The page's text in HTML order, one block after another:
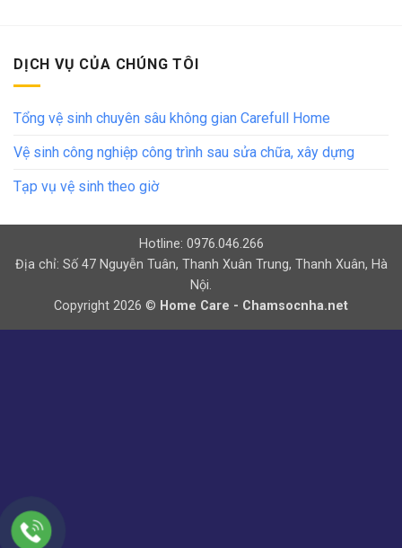
DỊCH VỤ CỦA CHÚNG TÔI
Tổng vệ sinh chuyên sâu không gian Carefull Home
Vệ sinh công nghiệp công trình sau sửa chữa, xây dựng
Tạp vụ vệ sinh theo giờ
Hotline: 0976.046.266
Địa chỉ: Số 47 Nguyễn Tuân, Thanh Xuân Trung, Thanh Xuân, Hà
Nội.
Copyright 2026 © Home Care - Chamsocnha.net